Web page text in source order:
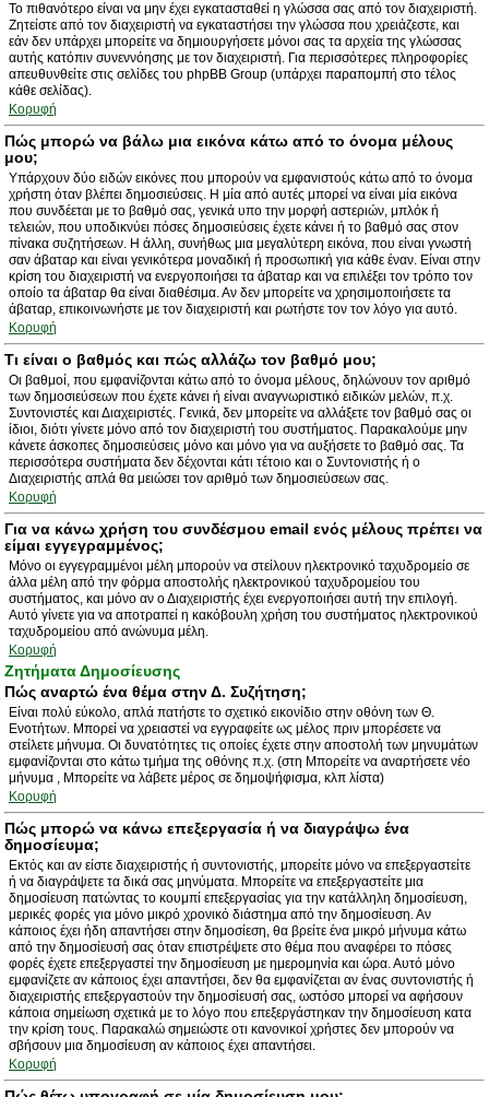
Το πιθανότερο είναι να μην έχει εγκατασταθεί η γλώσσα σας από τον διαχειριστή.
Ζητείστε από τον διαχειριστή να εγκαταστήσει την γλώσσα που χρειάζεστε, και
εάν δεν υπάρχει μπορείτε να δημιουργήσετε μόνοι σας τα αρχεία της γλώσσας
αυτής κατόπιν συνεννόησης με τον διαχειριστή. Για περισσότερες πληροφορίες
απευθυνθείτε στις σελίδες του phpBB Group (υπάρχει παραπομπή στο τέλος
κάθε σελίδας).
Κορυφή
Πώς μπορώ να βάλω μια εικόνα κάτω από το όνομα μέλους
μου;
Υπάρχουν δύο ειδών εικόνες που μπορούν να εμφανιστούς κάτω από το όνομα
χρήστη όταν βλέπει δημοσιεύσεις. Η μία από αυτές μπορεί να είναι μία εικόνα
που συνδέεται με το βαθμό σας, γενικά υπο την μορφή αστεριών, μπλόκ ή
τελειών, που υποδικνύει πόσες δημοσιεύσεις έχετε κάνει ή το βαθμό σας στον
πίνακα συζητήσεων. Η άλλη, συνήθως μια μεγαλύτερη εικόνα, που είναι γνωστή
σαν άβαταρ και είναι γενικότερα μοναδική ή προσωπική για κάθε έναν. Είναι στην
κρίση του διαχειριστή να ενεργοποιήσει τα άβαταρ και να επιλέξει τον τρόπο τον
οποίο τα άβαταρ θα είναι διαθέσιμα. Αν δεν μπορείτε να χρησιμοποιήσετε τα
άβαταρ, επικοινωνήστε με τον διαχειριστή και ρωτήστε τον τον λόγο για αυτό.
Κορυφή
Τι είναι ο βαθμός και πώς αλλάζω τον βαθμό μου;
Οι βαθμοί, που εμφανίζονται κάτω από το όνομα μέλους, δηλώνουν τον αριθμό
των δημοσιεύσεων που έχετε κάνει ή είναι αναγνωριστικό ειδικών μελών, π.χ.
Συντονιστές και Διαχειριστές. Γενικά, δεν μπορείτε να αλλάξετε τον βαθμό σας οι
ίδιοι, διότι γίνετε μόνο από τον διαχειριστή του συστήματος. Παρακαλούμε μην
κάνετε άσκοπες δημοσιεύσεις μόνο και μόνο για να αυξήσετε το βαθμό σας. Τα
περισσότερα συστήματα δεν δέχονται κάτι τέτοιο και ο Συντονιστής ή ο
Διαχειριστής απλά θα μειώσει τον αριθμό των δημοσιεύσεων σας.
Κορυφή
Για να κάνω χρήση του συνδέσμου email ενός μέλους πρέπει να
είμαι εγγεγραμμένος;
Μόνο οι εγγεγραμμένοι μέλη μπορούν να στείλουν ηλεκτρονικό ταχυδρομείο σε
άλλα μέλη από την φόρμα αποστολής ηλεκτρονικού ταχυδρομείου του
συστήματος, και μόνο αν ο Διαχειριστής έχει ενεργοποιήσει αυτή την επιλογή.
Αυτό γίνετε για να αποτραπεί η κακόβουλη χρήση του συστήματος ηλεκτρονικού
ταχυδρομείου από ανώνυμα μέλη.
Κορυφή
Ζητήματα Δημοσίευσης
Πώς αναρτώ ένα θέμα στην Δ. Συζήτηση;
Είναι πολύ εύκολο, απλά πατήστε το σχετικό εικονίδιο στην οθόνη των Θ.
Ενοτήτων. Μπορεί να χρειαστεί να εγγραφείτε ως μέλος πριν μπορέσετε να
στείλετε μήνυμα. Οι δυνατότητες τις οποίες έχετε στην αποστολή των μηνυμάτων
εμφανίζονται στο κάτω τμήμα της οθόνης π.χ. (στη Μπορείτε να αναρτήσετε νέο
μήνυμα , Μπορείτε να λάβετε μέρος σε δημοψήφισμα, κλπ λίστα)
Κορυφή
Πώς μπορώ να κάνω επεξεργασία ή να διαγράψω ένα
δημοσίευμα;
Εκτός και αν είστε διαχειριστής ή συντονιστής, μπορείτε μόνο να επεξεργαστείτε
ή να διαγράψετε τα δικά σας μηνύματα. Μπορείτε να επεξεργαστείτε μια
δημοσίευση πατώντας το κουμπί επεξεργασίας για την κατάλληλη δημοσίευση,
μερικές φορές για μόνο μικρό χρονικό διάστημα από την δημοσίευση. Αν
κάποιος έχει ήδη απαντήσει στην δημοσίεση, θα βρείτε ένα μικρό μήνυμα κάτω
από την δημοσίευσή σας όταν επιστρέψετε στο θέμα που αναφέρει το πόσες
φορές έχετε επεξεργαστεί την δημοσίευση με ημερομηνία και ώρα. Αυτό μόνο
εμφανίζετε αν κάποιος έχει απαντήσει, δεν θα εμφανίζεται αν ένας συντονιστής ή
διαχειριστής επεξεργαστούν την δημοσίευσή σας, ωστόσο μπορεί να αφήσουν
κάποια σημείωση σχετικά με το λόγο που επεξεργάστηκαν την δημοσίευση κατα
την κρίση τους. Παρακαλώ σημειώστε οτι κανονικοί χρήστες δεν μπορούν να
σβήσουν μια δημοσίευση αν κάποιος έχει απαντήσει.
Κορυφή